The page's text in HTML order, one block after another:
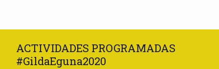
ACTIVIDADES PROGRAMADAS
#GildaEguna2020